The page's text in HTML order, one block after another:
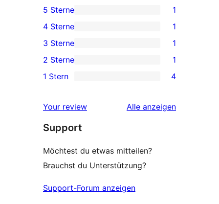
1 5-
Sterne-
Rezension
5 Sterne 1
1 4-
Sterne-
Rezension
4 Sterne 1
1 3-
Sterne-
Rezension
3 Sterne 1
1 2-
Sterne-
2 Sterne 1
4 1-
Rezensionen
1 Stern 4
Your review Alle Rezensionen
anzeigen
Support
Möchtest du etwas mitteilen?
Brauchst du Unterstützung?
Support-Forum anzeigen